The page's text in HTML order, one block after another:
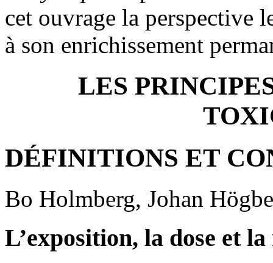
cet ouvrage la perspective
à son enrichissement
LES
DÉFINITIONS ET
Bo Holmberg, Johan
L’exposition, la dose et la